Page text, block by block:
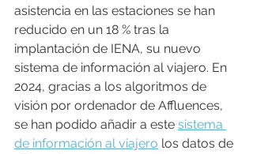
asistencia en las estaciones se han
reducido en un 18 % tras la
implantación de IENA, su nuevo
sistema de información al viajero. En
2024, gracias a los algoritmos de
visión por ordenador de Affluences,
se han podido añadir a este sistema
de información al viajero los datos de